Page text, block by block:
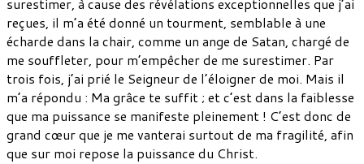
surestimer, à cause des révélations exceptionnelles que j’ai
reçues, il m’a été donné un tourment, semblable à une
écharde dans la chair, comme un ange de Satan, chargé de
me souffleter, pour m’empêcher de me surestimer. Par
trois fois, j’ai prié le Seigneur de l’éloigner de moi. Mais il
m’a répondu : Ma grâce te suffit ; et c’est dans la faiblesse
que ma puissance se manifeste pleinement ! C’est donc de
grand cœur que je me vanterai surtout de ma fragilité, afin
que sur moi repose la puissance du Christ.